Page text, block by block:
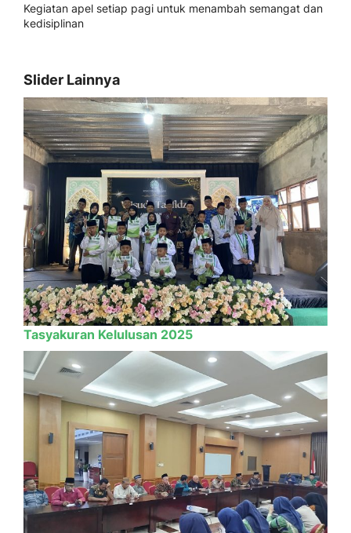
Kegiatan apel setiap pagi untuk menambah semangat dan
kedisiplinan
Slider Lainnya
Tasyakuran Kelulusan 2025